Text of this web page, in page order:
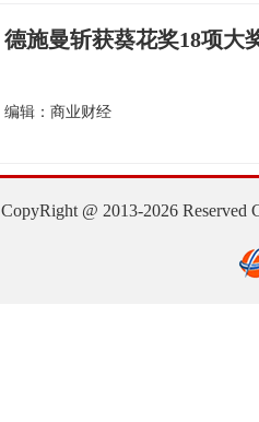
德施曼斩获葵花奖18项大
编辑：商业财经
CopyRight @ 2013-2026